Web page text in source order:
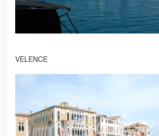
VELENCE